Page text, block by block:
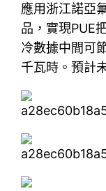
應用浙江諾亞
品，實現PUE
冷數據中間可
千瓦時。預計